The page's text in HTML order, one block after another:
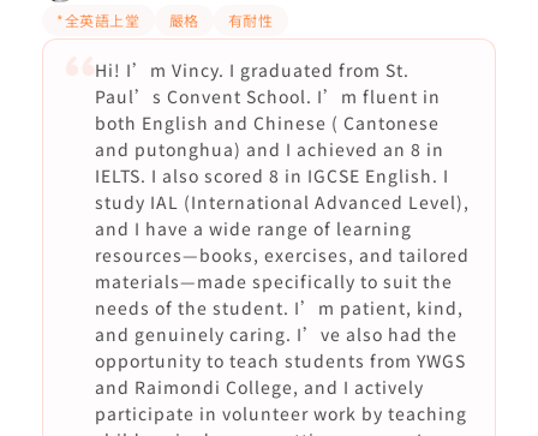
*全英語上堂 嚴格 有耐性
Hi! I’m Vincy. I graduated from St.
Paul’s Convent School. I’m fluent in
both English and Chinese ( Cantonese
and putonghua) and I achieved an 8 in
IELTS. I also scored 8 in IGCSE English. I
study IAL (International Advanced Level),
and I have a wide range of learning
resources—books, exercises, and tailored
materials—made specifically to suit the
needs of the student. I’m patient, kind,
and genuinely caring. I’ve also had the
opportunity to teach students from YWGS
and Raimondi College, and I actively
participate in volunteer work by teaching